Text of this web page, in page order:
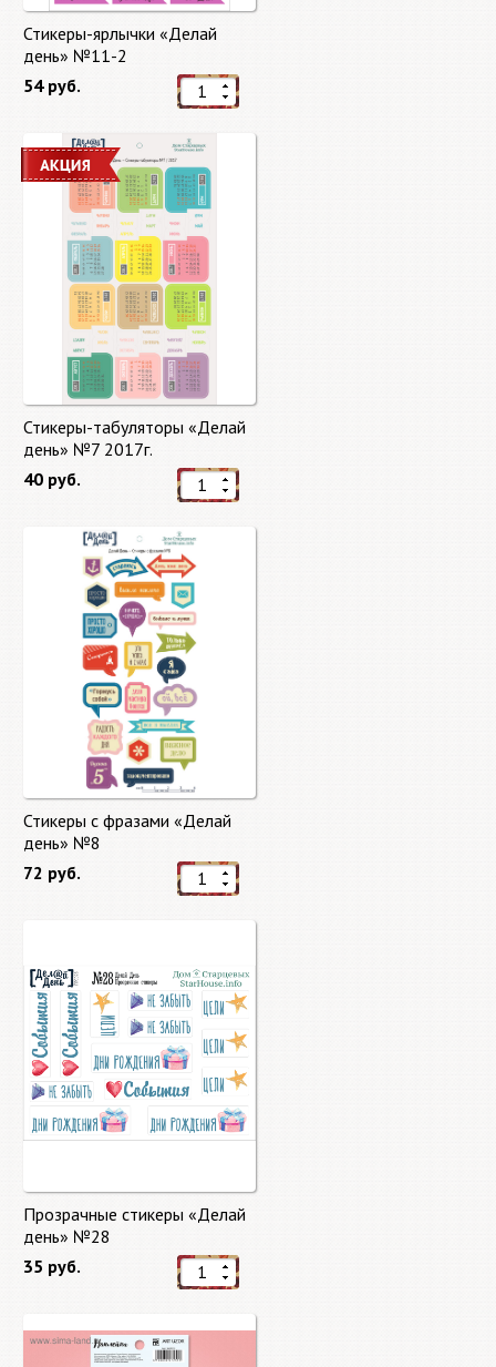
Стикеры-ярлычки «Делай
день» №11-2
54 руб.
Стикеры-табуляторы «Делай
день» №7 2017г.
40 руб.
Стикеры с фразами «Делай
день» №8
72 руб.
Прозрачные стикеры «Делай
день» №28
35 руб.